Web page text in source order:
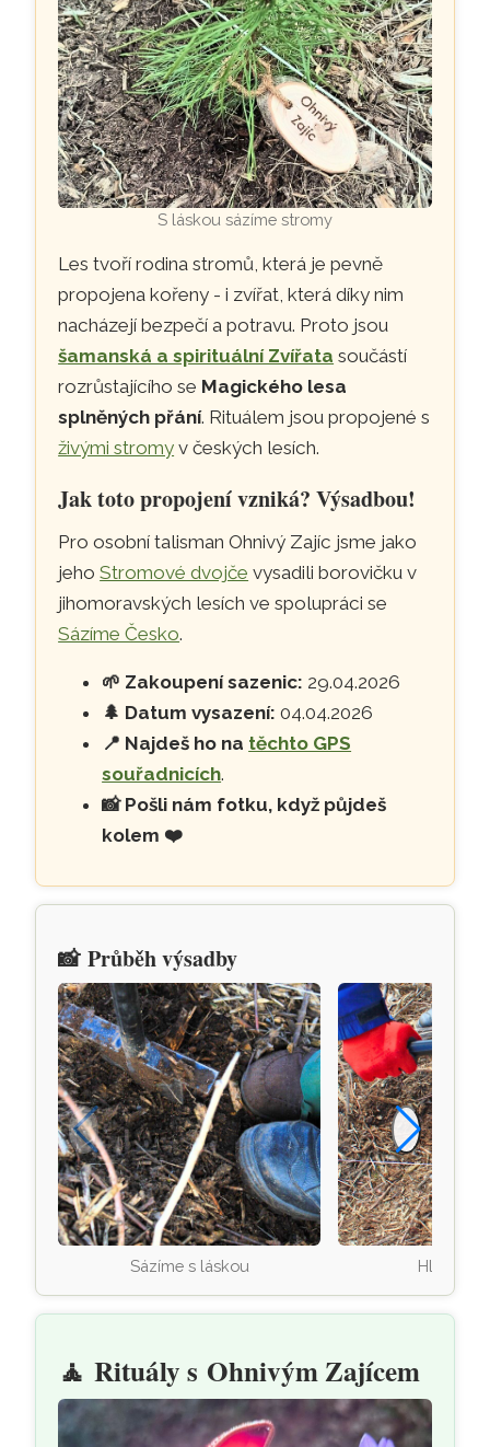
S láskou sázíme stromy
Les tvoří rodina stromů, která je pevně
propojena kořeny - i zvířat, která díky nim
nacházejí bezpečí a potravu. Proto jsou
šamanská a spirituální Zvířata součástí
rozrůstajícího se Magického lesa
splněných přání. Rituálem jsou propojené s
živými stromy v českých lesích.
Jak toto propojení vzniká? Výsadbou!
Pro osobní talisman Ohnivý Zajíc jsme jako
jehoStromové dvojče vysadili borovičku v
jihomoravských lesích ve spolupráci se
Sázíme Česko.
🌱 Zakoupení sazenic: 29.04.2026
🌲 Datum vysazení:04.04.2026
📍 Najdeš ho na těchto GPS
souřadnicích.
📸 Pošli nám fotku, když půjdeš
kolem ❤️
📸Průběh výsadby
Sázíme s láskou Hloubení
🧘Rituály s Ohnivým Zajícem